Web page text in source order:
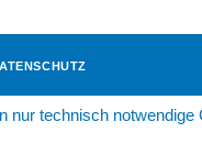
nur technisch